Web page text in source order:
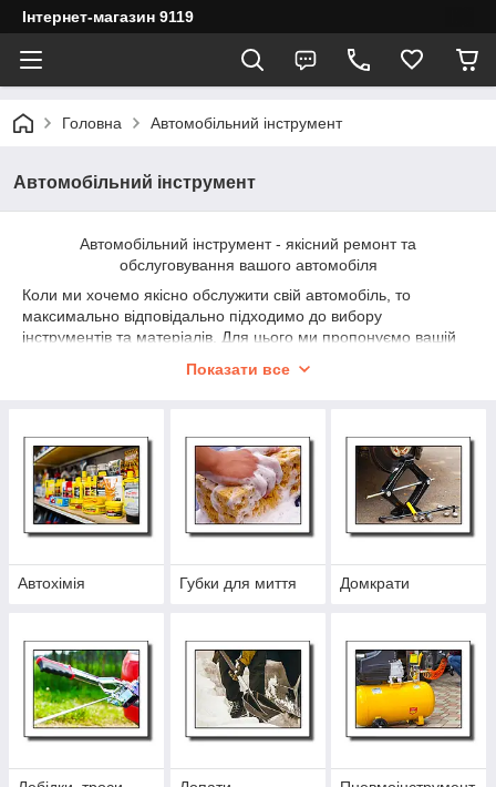
Інтернет-магазин 9119
Головна Автомобільний інструмент
Автомобільний інструмент
Автомобільний інструмент - якісний ремонт та
обслуговування вашого автомобіля
Коли ми хочемо якісно обслужити свій автомобіль, то
максимально відповідально підходимо до вибору
інструментів та матеріалів. Для цього ми пропонуємо вашій
зможете зробити якісне обслуговування вашого автомобіля.
Показати все
Автохімія Губки для миття Домкрати